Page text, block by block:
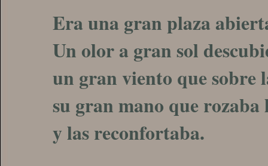
Era una gran plaza
Un olor a gran sol
un gran viento que sobre
su gran mano que
y las reconfortaba.